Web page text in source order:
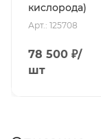
кислорода)
Арт.: 125708
78 500 ₽/
шт